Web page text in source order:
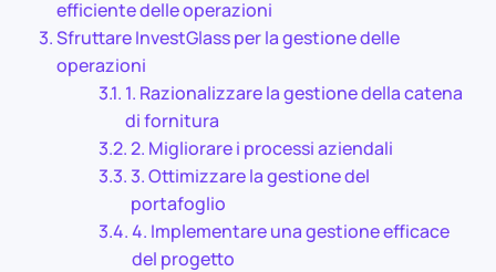
efficiente delle operazioni
Sfruttare InvestGlass per la gestione delle
operazioni
1. Razionalizzare la gestione della catena
di fornitura
2. Migliorare i processi aziendali
3. Ottimizzare la gestione del
portafoglio
4. Implementare una gestione efficace
del progetto